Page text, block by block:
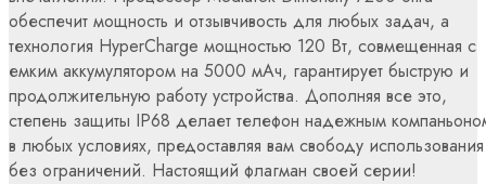
обеспечит мощность и отзывчивость для любых задач, а
технология HyperCharge мощностью 120 Вт, совмещенная с
емким аккумулятором на 5000 мАч, гарантирует быструю и
продолжительную работу устройства. Дополняя все это,
степень защиты IP68 делает телефон надежным
в любых условиях, предоставляя вам свободу использования
без ограничений. Настоящий флагман своей серии!